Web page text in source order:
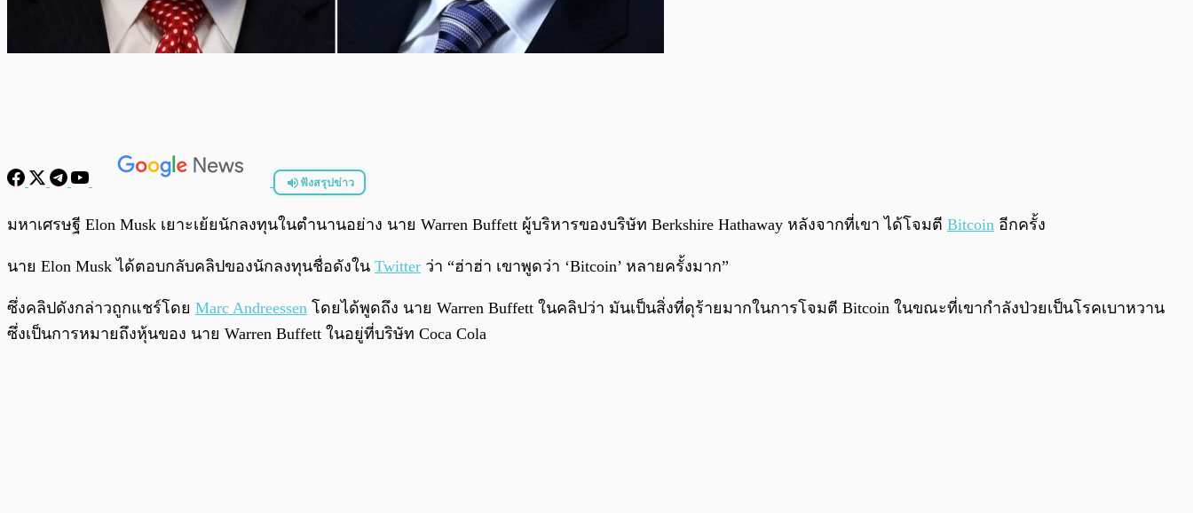
ฟังสรุปข่าว
พร้อมเล่น
มหาเศรษฐี Elon Musk เยาะเย้ยนักลงทุนในตำนานอย่าง นาย Warren Buffett ผู้บริหารของบริษัท Berkshire Hathaway หลังจากที่เขา ได้โจมตี Bitcoin อีกครั้ง
นาย Elon Musk ได้ตอบกลับคลิปของนักลงทุนชื่อดังใน Twitter ว่า “ฮ่าฮ่า เขาพูดว่า ‘Bitcoin’ หลายครั้งมาก”
ซึ่งคลิปดังกล่าวถูกแชร์โดย Marc Andreessen โดยได้พูดถึง นาย Warren Buffett ในคลิปว่า มันเป็นสิ่งที่ดุร้ายมากในการโจมตี Bitcoin ในขณะที่เขากำลังป่วยเป็นโรคเบาหวาน
ซึ่งเป็นการหมายถึงหุ้นของ นาย Warren Buffett ในอยู่ที่บริษัท Coca Cola